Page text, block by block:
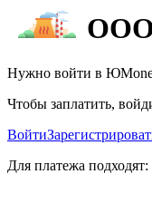
Нужно войти в
Чтобы заплатить,
Войти
Для платежа подходят: